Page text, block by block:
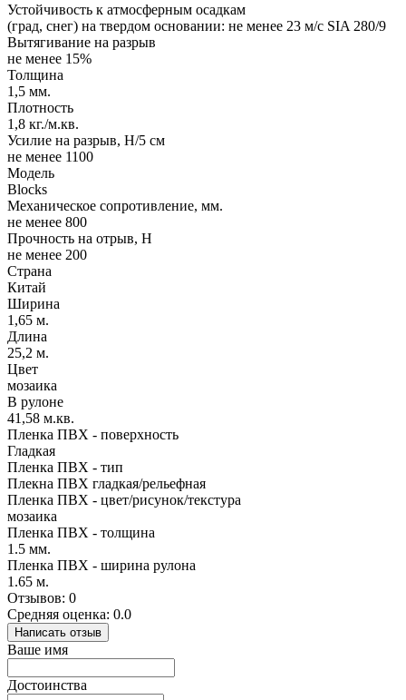
Устойчивость к атмосферным осадкам
(град, снег) на твердом основании: не менее 23 м/с SIA 280/9
Вытягивание на разрыв
не менее 15%
Толщина
1,5 мм.
Плотность
1,8 кг./м.кв.
Усилие на разрыв, Н/5 см
не менее 1100
Модель
Blocks
Механическое сопротивление, мм.
не менее 800
Прочность на отрыв, Н
не менее 200
Страна
Китай
Ширина
1,65 м.
Длина
25,2 м.
Цвет
мозаика
В рулоне
41,58 м.кв.
Пленка ПВХ - поверхность
Гладкая
Пленка ПВХ - тип
Плекна ПВХ гладкая/рельефная
Пленка ПВХ - цвет/рисунок/текстура
мозаика
Пленка ПВХ - толщина
1.5 мм.
Пленка ПВХ - ширина рулона
1.65 м.
Отзывов: 0
Средняя оценка: 0.0
Написать отзыв
Ваше имя
Достоинства